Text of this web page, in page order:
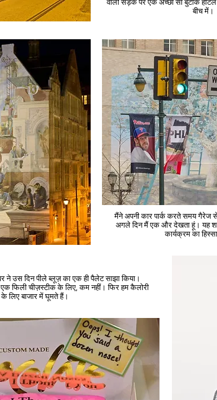
वाली सड़क पर एक अच्छा सा बुटीक
बीच में।
मैंने अपनी कार पार्क करते समय गैरेज
अगले दिन मैं एक और देखता हूं। यह
कार्यक्रम का
ने उस दिन पीले ब्लूज़ का एक ही पैलेट साझा किया।
एक फिली चीज़स्टीक के लिए, कम नहीं। फिर हम कैलोरी
लिए बाजार में घूमते हैं।